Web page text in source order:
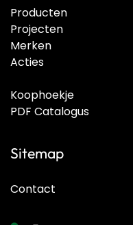
Producten
Projecten
Merken
Acties
Koophoekje
PDF Catalogus
Sitemap
Contact